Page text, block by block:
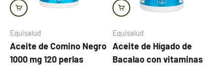
Equisalud
Aceite de Comino Negro
1000 mg 120 perlas
Equisalud
Aceite de Hígado de
Bacalao con vitaminas